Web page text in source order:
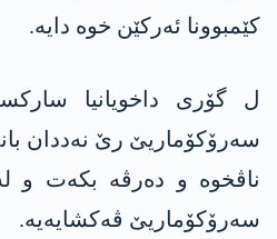
کێمبوونا ئەرکێن خوە دایە.
ل گۆری داخویانیا
سەرۆکۆماریێ رێ نەددان
ناڤخوە و دەرڤە بکەت و
سەرۆکۆماریێ ڤەکشایەیە.